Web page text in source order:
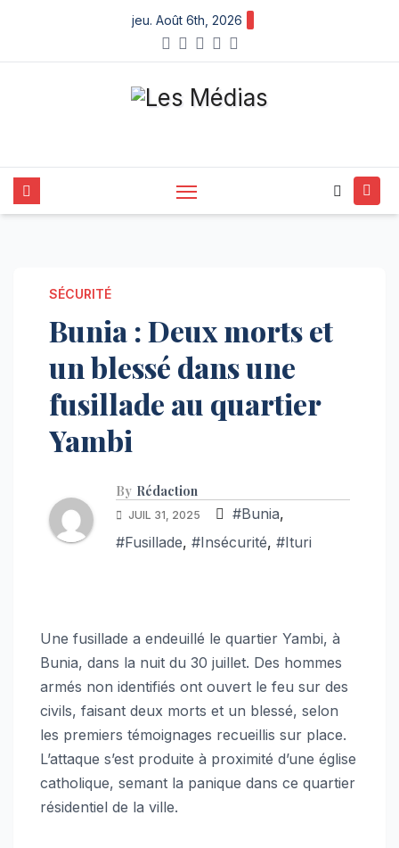
content
jeu. Août 6th, 2026
SÉCURITÉ
Bunia : Deux morts et
un blessé dans une
fusillade au quartier
Yambi
By Rédaction
JUIL 31, 2025 #Bunia,
#Fusillade, #Insécurité, #Ituri
Une fusillade a endeuillé le quartier Yambi, à
Bunia, dans la nuit du 30 juillet. Des hommes
armés non identifiés ont ouvert le feu sur des
civils, faisant deux morts et un blessé, selon
les premiers témoignages recueillis sur place.
L’attaque s’est produite à proximité d’une église
catholique, semant la panique dans ce quartier
résidentiel de la ville.